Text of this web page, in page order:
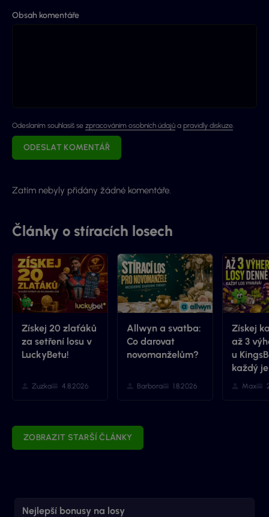
Obsah komentáře
Odeslaním souhlasíš se zpracováním osobních údajů a pravidly diskuze.
ODESLAT KOMENTÁŘ
Zatím nebyly přidány žádné komentáře.
Články o stíracích losech
Získej 20 zlaťáků
za setření losu v
LuckyBetu!
Zuzka 4.8.2026
Allwyn a svatba:
Co darovat
novomanželům?
Barbora 1.8.2026
Získej
až 3
u
každý
Max
ZOBRAZIT STARŠÍ ČLÁNKY
Nejlepší bonusy na losy